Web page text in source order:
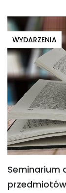
WYDARZENIA
Seminarium